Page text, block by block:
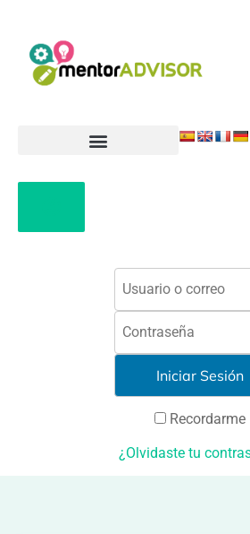
Recordarme
¿Olvidaste tu